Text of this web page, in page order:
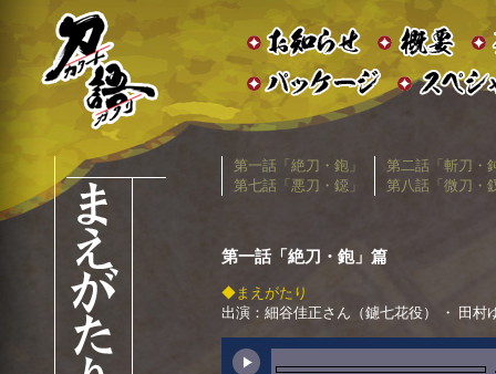
第一話「絶刀・鉋」
第二話「斬刀・
第七話「悪刀・鐚」
第八話「微刀・
第一話「絶刀・鉋」篇
◆まえがたり
出演：細谷佳正さん（鑢七花役） ・ 田